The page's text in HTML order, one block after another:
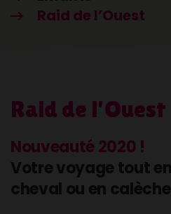
Raid de l’Ouest
Raid de l’Ouest
Nouveauté 2020 !
Votre voyage tout
cheval ou en